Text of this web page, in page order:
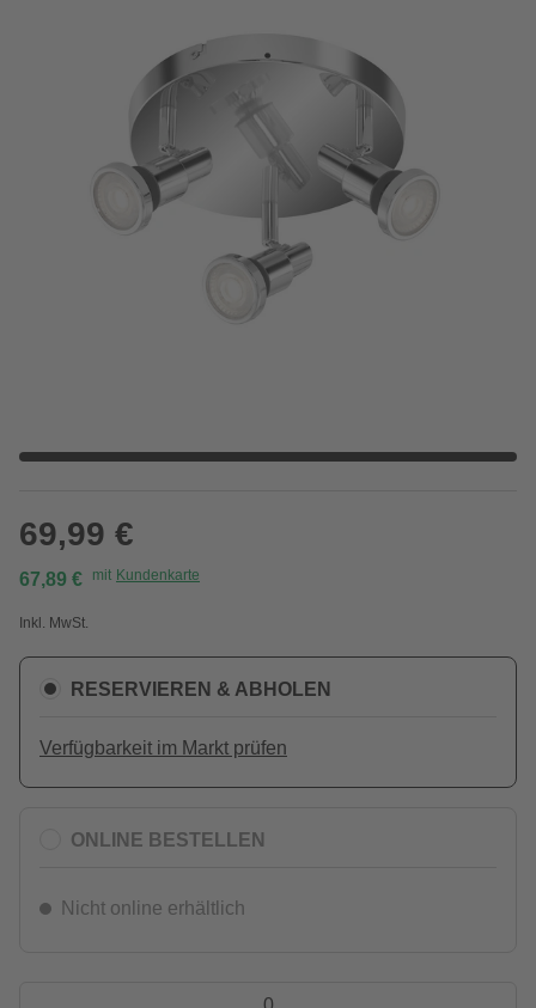
69,99 €
67,89 € mit Kundenkarte
Inkl. MwSt.
RESERVIEREN & ABHOLEN
Verfügbarkeit im Markt prüfen
ONLINE BESTELLEN
Nicht online erhältlich